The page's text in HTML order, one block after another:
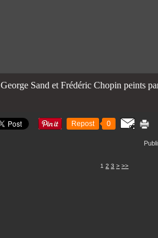
George Sand et Frédéric Chopin peints
Repost 0
1 2 3 > >>